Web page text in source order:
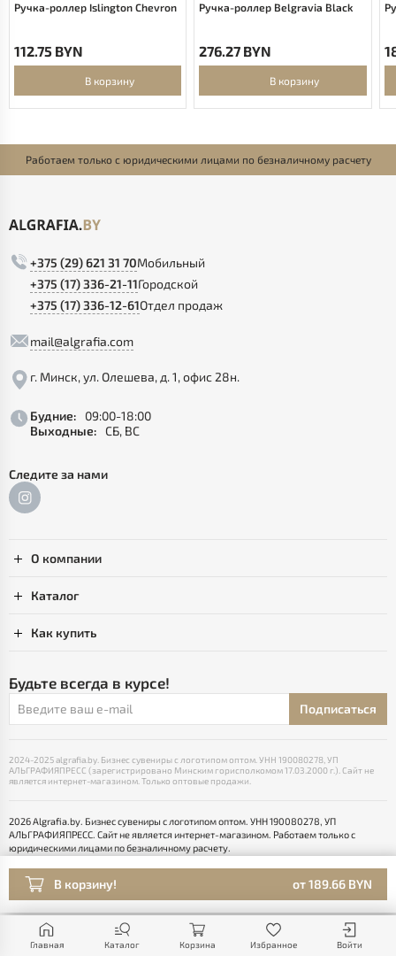
Главная Каталог Корзина Избранное Войти
В корзину! от 189.66 BYN
Ручка-роллер Islington Chevron
112.75 BYN
В корзину
Ручка-роллер Belgravia Black
276.27 BYN
В корзину
Работаем только с юридическими лицами по безналичному расчету
+375 (29) 621 31 70Мобильный
+375 (17) 336-21-11Городской
+375 (17) 336-12-61Отдел продаж
mail@algrafia.com
г. Минск, ул. Олешева, д. 1, офис 28н.
Будние:
09:00-18:00
Выходные: СБ, ВС
Следите за нами
О компании
Каталог
Как купить
Будьте всегда в курсе!
Подписаться
2024-2025 algrafia.by. Бизнес сувениры с логотипом оптом. УНН 190080278, УП
АЛЬГРАФИЯПРЕСС (зарегистрировано Минским горисполкомом 17.03.2000 г.). Сайт не
является интернет-магазином. Только оптовые продажи.
2026 Algrafia.by. Бизнес сувениры с логотипом оптом. УНН 190080278, УП
АЛЬГРАФИЯПРЕСС. Сайт не является интернет-магазином. Работаем только с
юридическими лицами по безналичному расчету.